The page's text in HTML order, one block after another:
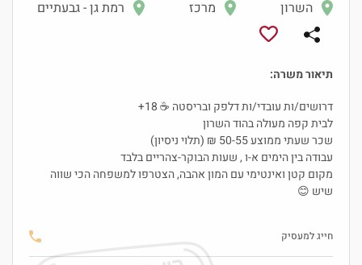
השרון
מרכז רמת גן - גבעתיים
תיאור משרה:
דרושים/ות עובדי/ות דלפק ובריסטה ☕ 18+
לבית קפה מעולה בהוד השרון
שכר שעתי ממוצע 50-55 ₪ (תלוי ניסיון)
עבודה בין הימים א-ו , שעות הבוקר-צהריים בלבד
מקום קטן ואינטימי עם המון אהבה, הצטרפו למשפחה הכי שווה
שיש 😊
חייג למעסיק